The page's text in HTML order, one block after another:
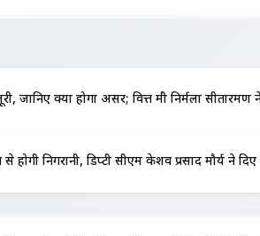
क्या होगा असर; वित्त मंत्री निर्मला
होगी निगरानी, डिप्टी सीएम केशव प्रसाद मौर्य ने दिए